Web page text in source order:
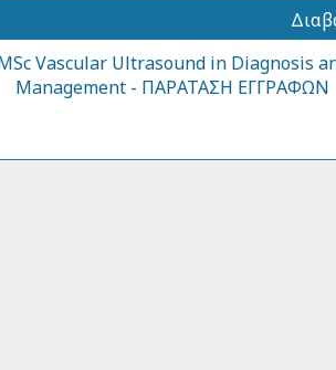
Vascular Ultrasound in Diagnosis
Management - ΠΑΡΑΤΑΣΗ ΕΓΓΡΑΦΩΝ